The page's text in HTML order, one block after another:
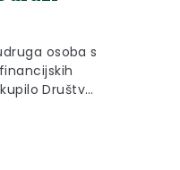
osoba s
Društvo